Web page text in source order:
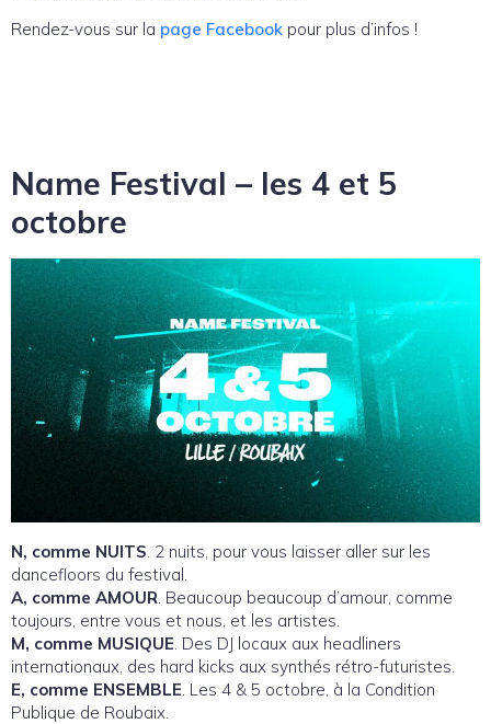
Rendez-vous sur la page Facebook pour plus d’infos !
Name Festival – les 4 et 5
octobre
N, comme NUITS . 2 nuits, pour vous laisser aller sur les
dancefloors du festival.
A, comme AMOUR . Beaucoup beaucoup d’amour, comme
toujours, entre vous et nous, et les artistes.
M, comme MUSIQUE . Des DJ locaux aux headliners
internationaux, des hard kicks aux synthés rétro-futuristes.
E, comme ENSEMBLE . Les 4 & 5 octobre, à la Condition
Publique de Roubaix.